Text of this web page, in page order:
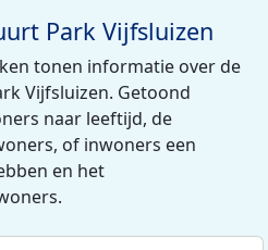
Park Vijfsluizen
tonen informatie over de
Vijfsluizen. Getoond
naar leeftijd, de
of inwoners een
en het